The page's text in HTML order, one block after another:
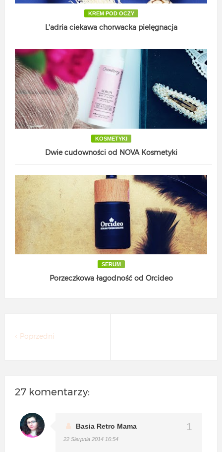
KREM POD OCZY
L'adria ciekawa chorwacka pielęgnacja
KOSMETYKI
Dwie cudowności od NOVA Kosmetyki
SERUM
Porzeczkowa łagodność od Orcideo
Poprzedni
27 komentarzy:
Basia Retro Mama
22 Sierpnia 2014 16:54